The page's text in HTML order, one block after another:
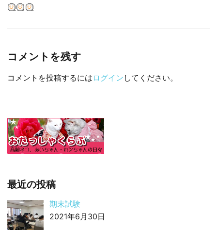
コメントを残す
コメントを投稿するには ログイン してください。
最近の投稿
期末試験
2021年6月30日